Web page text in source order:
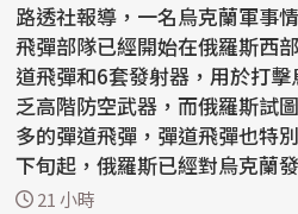
路透社報導，一名烏克蘭軍事
飛彈部隊已經開始在俄羅斯西
道飛彈和6套發射器，用於打擊烏克蘭。
乏高階防空武器，而俄羅斯試
多的彈道飛彈，彈道飛彈也特別很難
下旬起，俄羅斯已經對烏克蘭
彈...21 小時